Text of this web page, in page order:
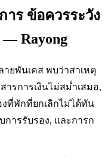
ร ข้อควรระวัง
Rayong
ายพันเคส พบว่าสาเหตุ
ารการเงินไม่สม่ำเสมอ,
งที่พักที่ยกเลิกไม่ได้ทัน
การรับรอง, และการก